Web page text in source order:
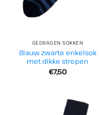
GEDRAGEN SOKKEN
Blauw zwarte enkelsok
met dikke strepen
€7,50